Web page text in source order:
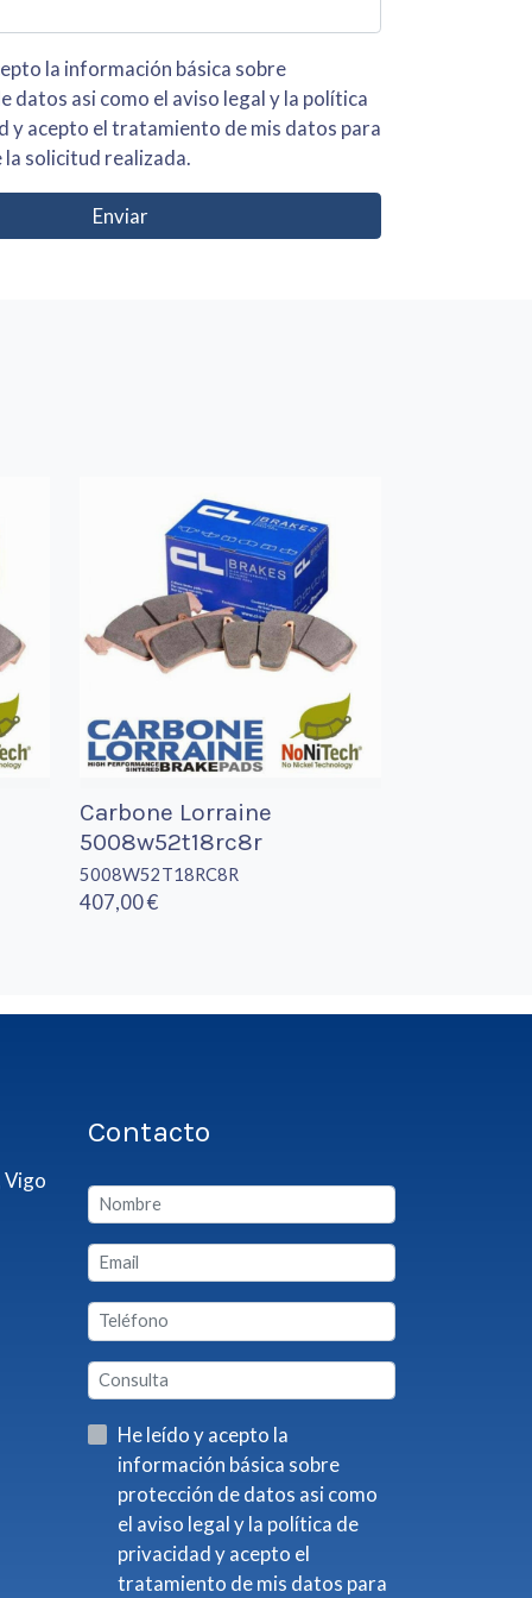
sobre
legal y la política
solicitud realizada.
Enviar
Carbone Lorraine
5008w52t18rc8r
5008W52T18RC8R
407,00 €
Vigo
Contacto
He leído y acepto la
información básica sobre
protección de datos asi como
el aviso legal y la política de
privacidad y acepto el
tratamiento de mis datos para